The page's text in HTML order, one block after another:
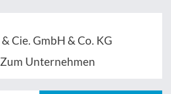
Cie. GmbH & Co. KG
Zum Unternehmen